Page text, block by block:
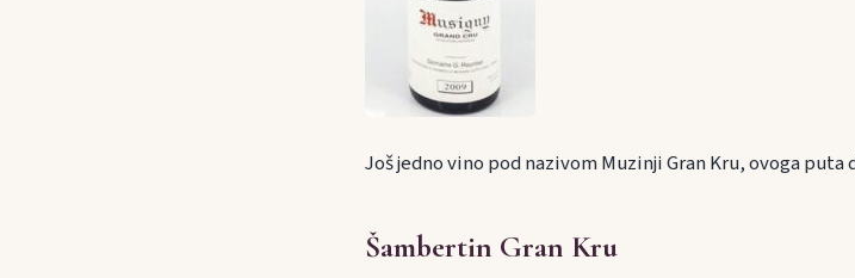
Još jedno vino pod nazivom Muzinji Gran Kru, ovoga
Šambertin Gran Kru